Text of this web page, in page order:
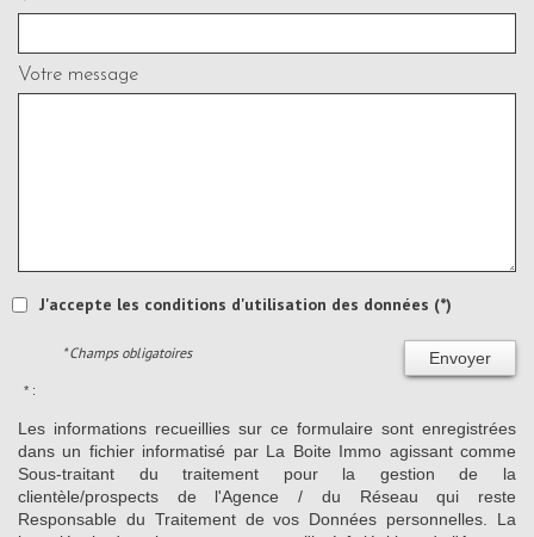
Votre message
J'accepte les conditions d'utilisation des données (*)
Envoyer
* Champs obligatoires
* :
Les informations recueillies sur ce formulaire sont enregistrées
dans un fichier informatisé par La Boite Immo agissant comme
Sous-traitant du traitement pour la gestion de la
clientèle/prospects de l'Agence / du Réseau qui reste
Responsable du Traitement de vos Données personnelles. La